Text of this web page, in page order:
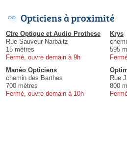
Opticiens à proximité
Ctre Optique et Audio Prothese
Rue Sauveur Narbaitz
15 mètres
Fermé, ouvre demain à 9h
Krys
595
Manéo Opticiens
chemin des Barthes
700 mètres
Fermé, ouvre demain à 10h
Rue
800